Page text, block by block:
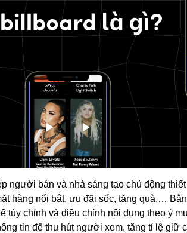
người bán và nhà sáng tạo chủ động
hàng nổi bật, ưu đãi sốc, tặng quà,…
tùy chỉnh và điều chỉnh nội dung theo ý
tin để thu hút người xem, tăng tỉ lệ giữ